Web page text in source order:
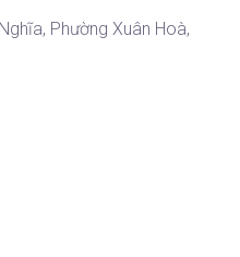
Phường Xuân Hoà,